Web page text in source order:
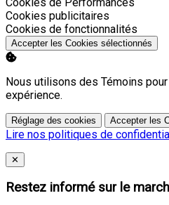
Activer
Cookies publicitaires
Activer
Cookies de fonctionnalités
Accepter les Cookies sélectionnés
Nous utilisons des Témoins
expérience.
Réglage des cookies Accepter les
Lire nos politiques de
Close
✕
Restez informé sur le